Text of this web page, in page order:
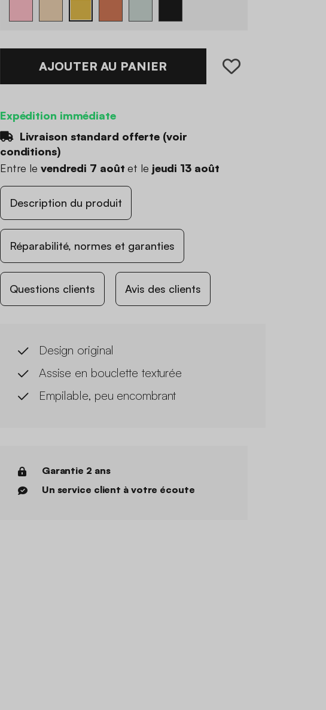
AJOUTER AU PANIER
Expédition immédiate
Livraison standard offerte (voir
conditions)
Entre le vendredi 7 août et le jeudi 13 août
Description du produit
Réparabilité, normes et garanties
Questions clients Avis des clients
Design original
Assise en bouclette texturée
Empilable, peu encombrant
Garantie 2 ans
Un service client à votre écoute